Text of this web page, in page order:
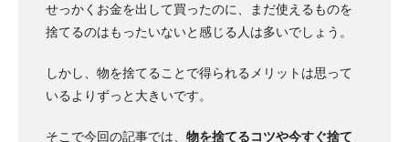
せっかくお金を出して買ったのに、まだ使えるものを
捨てるのはもったいないと感じる人は多いでしょう。
しかし、物を捨てることで得られるメリットは思って
いるよりずっと大きいです。
そこで今回の記事では、 物を捨てるコツや今すぐ捨て